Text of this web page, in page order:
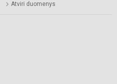
Atviri duomenys